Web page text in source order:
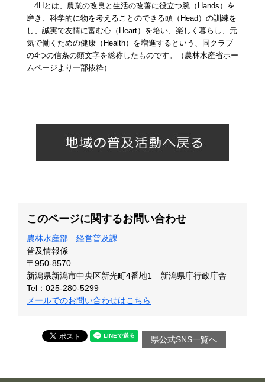
4Hとは、農業の改良と生活の改善に役立つ腕（Hands）を
磨き、科学的に物を考えることのできる頭（Head）の訓練を
し、誠実で友情に富む心（Heart）を培い、楽しく暮らし、元
気で働くための健康（Health）を増進するという、同クラブ
の4つの信条の頭文字を総称したものです。（農林水産省ホー
ムページより一部抜粋）​
このページに関するお問い合わせ
農林水産部 経営普及課
普及情報係
〒950-8570
新潟県新潟市中央区新光町4番地1 新潟県庁行政庁舎
Tel：025-280-5299
メールでのお問い合わせはこちら
県公式SNS一覧へ